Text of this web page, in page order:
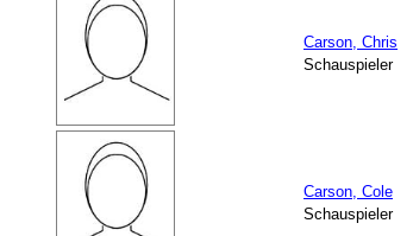
Carson, Chris
Schauspieler
Carson, Cole
Schauspieler